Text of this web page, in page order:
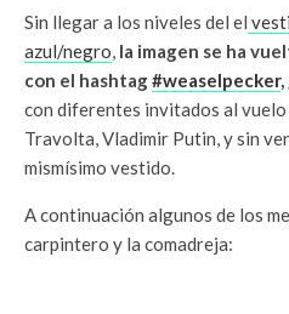
Sin llegar a los niveles del el
azul/negro, la imagen se ha
con el hashtag#weaselpecker,
con diferentes invitados al vuelo
Travolta, Vladimir Putin, y sin
mismísimo vestido.
A continuación algunos de los
carpintero y la comadreja: